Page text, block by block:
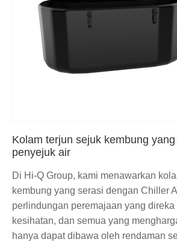
Kolam terjun sejuk kembung
penyejuk air
Di Hi-Q Group, kami menawarkan
kembung yang serasi dengan Chiller
perlindungan peremajaan yang direka
kesihatan, dan semua yang
hanya dapat dibawa oleh rendaman